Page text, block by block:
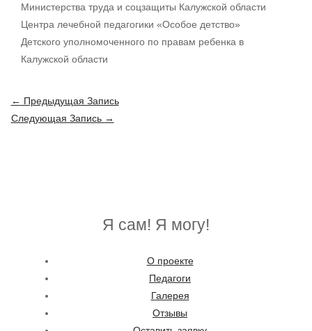
Министерства труда и соцзащиты Калужской области
Центра лечебной педагогики «Особое детство»
Детского уполномоченного по правам ребенка в
Калужской области
Навигация
по
← Предыдущая Запись
Следующая Запись →
Я сам! Я могу!
О проекте
Педагоги
Галерея
Отзывы